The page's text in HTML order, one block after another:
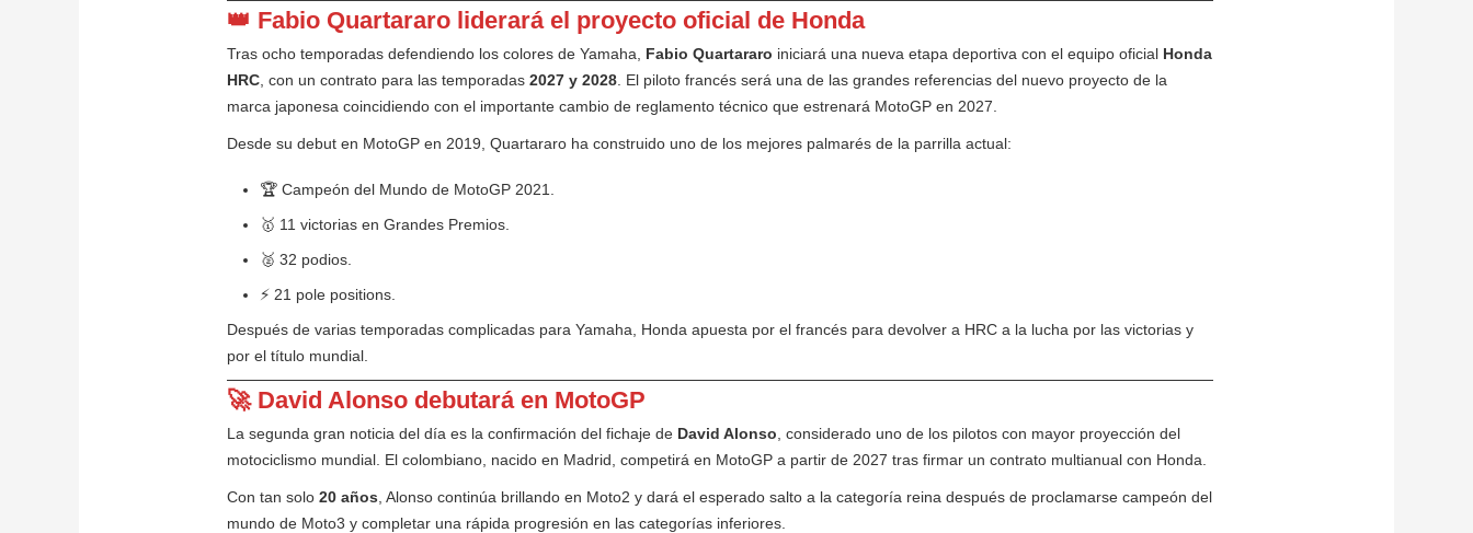
👑 Fabio Quartararo liderará el proyecto oficial de Honda
Tras ocho temporadas defendiendo los colores de Yamaha, Fabio Quartararo iniciará una nueva etapa deportiva con el equipo oficial Honda
HRC , con un contrato para las temporadas 2027 y 2028 . El piloto francés será una de las grandes referencias del nuevo proyecto de la
marca japonesa coincidiendo con el importante cambio de reglamento técnico que estrenará MotoGP en 2027.
Desde su debut en MotoGP en 2019, Quartararo ha construido uno de los mejores palmarés de la parrilla actual:
🏆 Campeón del Mundo de MotoGP 2021.
🥇 11 victorias en Grandes Premios.
🥈 32 podios.
⚡ 21 pole positions.
Después de varias temporadas complicadas para Yamaha, Honda apuesta por el francés para devolver a HRC a la lucha por las victorias y
por el título mundial.
🚀 David Alonso debutará en MotoGP
La segunda gran noticia del día es la confirmación del fichaje de David Alonso , considerado uno de los pilotos con mayor proyección del
motociclismo mundial. El colombiano, nacido en Madrid, competirá en MotoGP a partir de 2027 tras firmar un contrato multianual con Honda.
Con tan solo 20 años , Alonso continúa brillando en Moto2 y dará el esperado salto a la categoría reina después de proclamarse campeón del
mundo de Moto3 y completar una rápida progresión en las categorías inferiores.